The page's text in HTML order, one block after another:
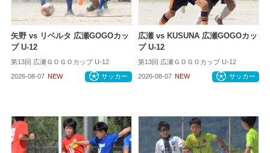
矢野 vs リベルタ 広瀬GOGOカッ
プ U-12
第13回 広瀬ＧＯＧＯカップ U-12
2026-08-07 NEW サッカー
広瀬 vs KUSUNA 広瀬GOGOカッ
プ U-12
第13回 広瀬ＧＯＧＯカップ U-12
2026-08-07 NEW サッカー